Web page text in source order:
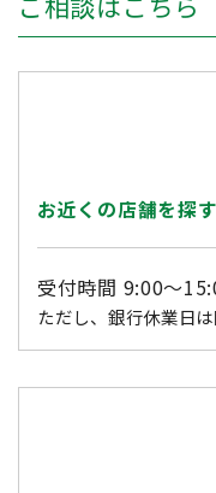
お近くの店舗を探す
受付時間 9:00～
ただし、銀行休業日